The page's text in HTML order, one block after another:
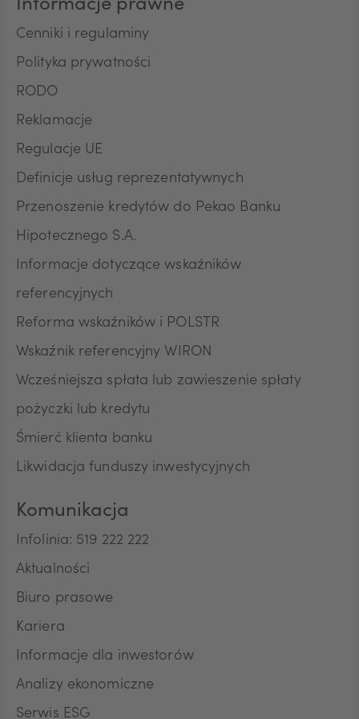
wycofanie zgody nie wpływa na zgodność z
podstawie zgody przed jej wycofaniem.
Informacje prawne
Cenniki i regulaminy
Polityka prywatności
RODO
Reklamacje
Regulacje UE
Definicje usług reprezentatywnych
Przenoszenie kredytów do Pekao Banku
Hipotecznego S.A.
Informacje dotyczące wskaźników
referencyjnych
Reforma wskaźników i POLSTR
Wskaźnik referencyjny WIRON
Wcześniejsza spłata lub zawieszenie spłaty
pożyczki lub kredytu
Śmierć klienta banku
Likwidacja funduszy inwestycyjnych
Komunikacja
Infolinia: 519 222 222
Aktualności
Biuro prasowe
Kariera
Informacje dla inwestorów
Analizy ekonomiczne
Serwis ESG